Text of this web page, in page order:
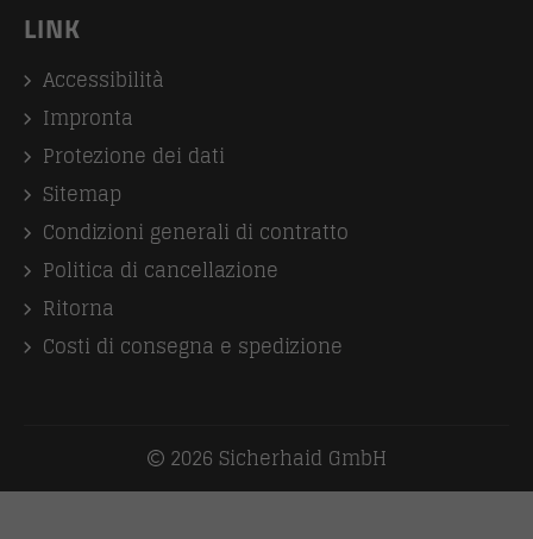
LINK
Accessibilità
Impronta
Protezione dei dati
Sitemap
Condizioni generali di contratto
Politica di cancellazione
Ritorna
Costi di consegna e spedizione
2026 Sicherhaid GmbH